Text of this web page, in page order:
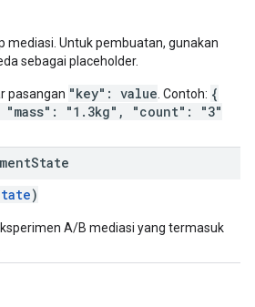
mediasi. Untuk pembuatan, gunakan
sebagai placeholder.
pasangan "key": value . Contoh: {
"mass": "1.3kg", "count": "3"
State
)
A/B mediasi yang termasuk